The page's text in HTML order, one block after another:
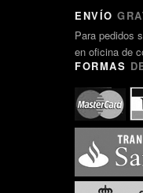
ENVÍO
Para pedidos
en oficina de
FORMAS